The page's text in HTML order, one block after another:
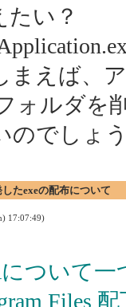
たい？
まえば、
ォルダを
のでしょ
たexeの配布について
17:07:49)
ついて
Files